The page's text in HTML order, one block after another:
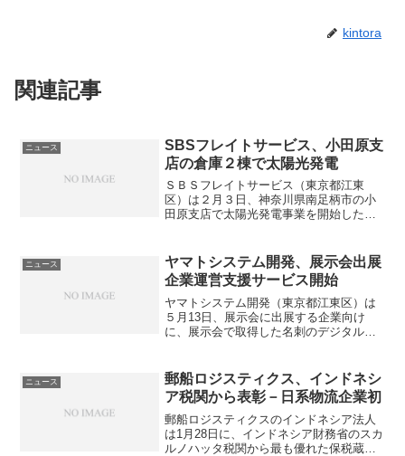
a
kintora
関連記事
ニュース
SBSフレイトサービス、小田原支
店の倉庫２棟で太陽光発電
ＳＢＳフレイトサービス（東京都江東
区）は２月３日、神奈川県南足柄市の小
田原支店で太陽光発電事業を開始したと
上約2,850平米に、850枚の太陽光パネル
を敷設。発電能力...
ニュース
ヤマトシステム開発、展示会出展
企業運営支援サービス開始
ヤマトシステム開発（東京都江東区）は
５月13日、展示会に出展する企業向け
に、展示会で取得した名刺のデジタル情
を開始するまでの期間を短縮させる「展
示会出展企業運営支援サー...
ニュース
郵船ロジスティクス、インドネシ
ア税関から表彰－日系物流企業初
郵船ロジスティクスのインドネシア法人
は1月28日に、インドネシア財務省のスカ
ルノハッタ税関から最も優れた保税蔵置